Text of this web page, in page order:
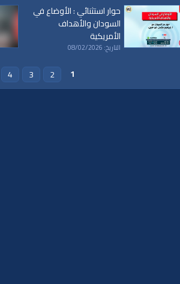
حوار استثنائي : الأوضاع في
السودان والأهداف
الأمريكية
التاريخ: 08/02/2026
1
2
3
4